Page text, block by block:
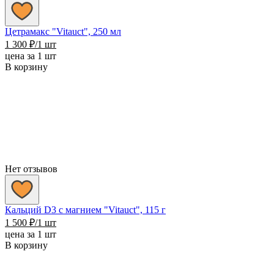
Цетрамакс "Vitauct", 250 мл
1 300 ₽/1 шт
цена за 1 шт
В корзину
Нет отзывов
Кальций D3 с магнием "Vitauct", 115 г
1 500 ₽/1 шт
цена за 1 шт
В корзину